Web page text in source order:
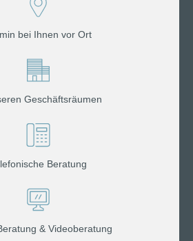
bei Ihnen vor Ort
Geschäftsräumen
Beratung
& Videoberatung